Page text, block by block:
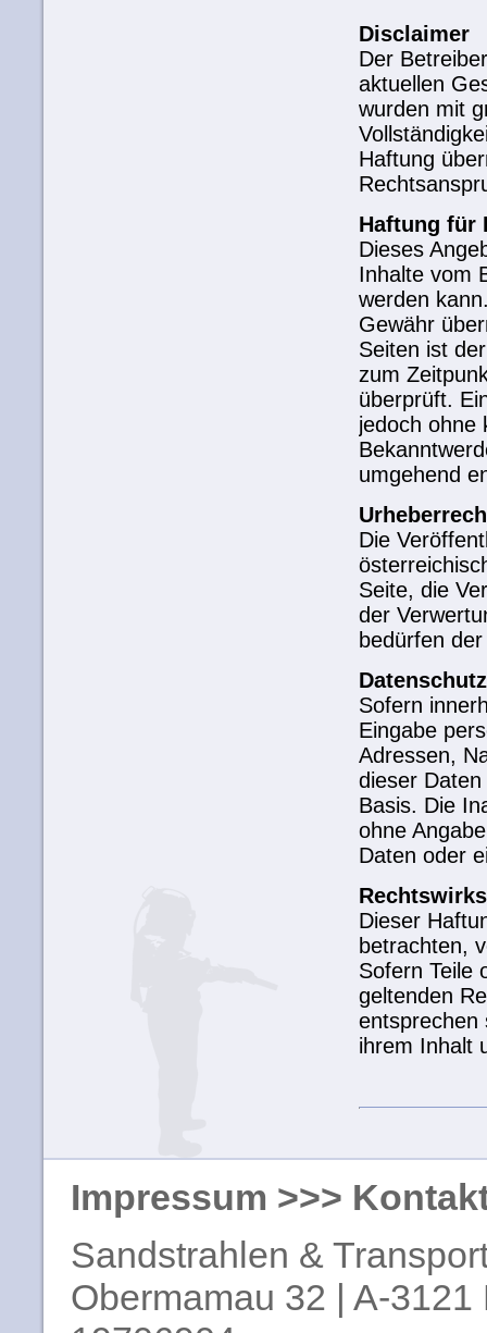
Disclaimer
Der
aktuellen
wurden mit
Haftung
Haftung für
Dieses
Inhalte vom
werden
Gewähr
Seiten ist
zum
überprüft.
jedoch ohne
umgehend
Die
Seite, die
der
bedürfen
Datenschutz
Sofern
Eingabe
Adressen,
dieser
Basis. Die
ohne
Daten oder
Dieser
betrachten,
Sofern Teile
geltenden
entsprechen
ihrem Inhalt
Impressum >>>
Sandstrahlen &
Obermamau 32 | A-